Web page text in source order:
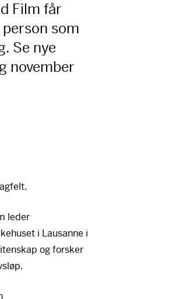
Film får
som
Se nye
november
leder
i Lausanne i
og forsker